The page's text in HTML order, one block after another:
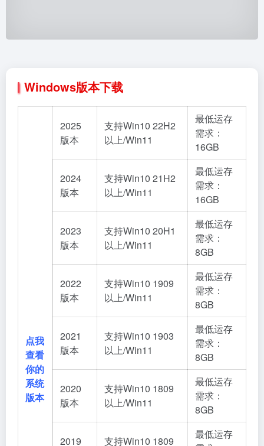
Windows版本下载
点我
查看
你的
系统
版本
2025
版本
支持Win10 22H2
以上/Win11
最低运存
需求：
16GB
2024
版本
支持Win10 21H2
以上/Win11
最低运存
需求：
16GB
2023
版本
支持Win10 20H1
以上/Win11
最低运存
需求：
8GB
2022
版本
支持Win10 1909
以上/Win11
最低运存
需求：
8GB
2021
版本
支持Win10 1903
以上/Win11
最低运存
需求：
8GB
2020
版本
支持Win10 1809
以上/Win11
最低运存
需求：
8GB
2019 支持Win10 1809
最低运存